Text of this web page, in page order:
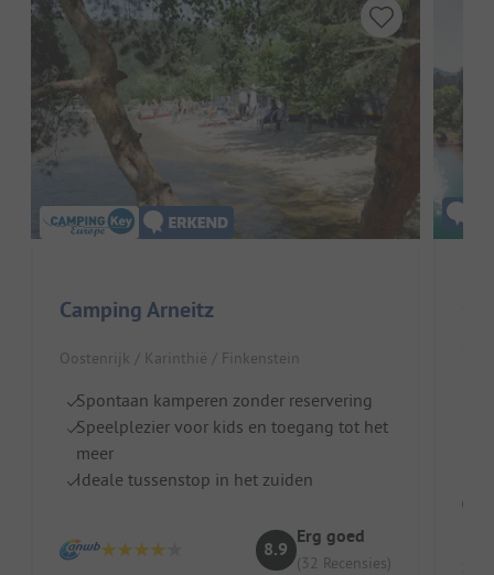
Camping Arneitz
Oostenrijk / Karinthië / Finkenstein
Spontaan kamperen zonder reservering
Speelplezier voor kids en toegang tot het
meer
Ideale tussenstop in het zuiden
8.9
Erg goed
(32 Recensies)